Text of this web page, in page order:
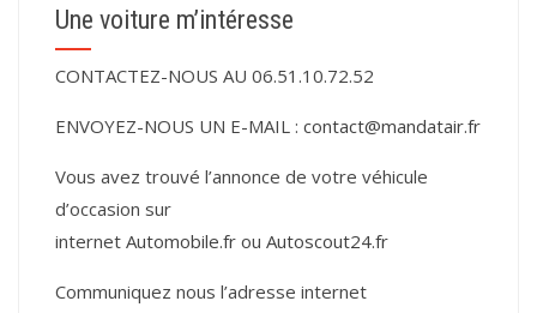
Une voiture m’intéresse
CONTACTEZ-NOUS AU 06.51.10.72.52
ENVOYEZ-NOUS UN E-MAIL : contact@mandatair.fr
Vous avez trouvé l’annonce de votre véhicule
d’occasion sur
internet Automobile.fr ou Autoscout24.fr
Communiquez nous l’adresse internet